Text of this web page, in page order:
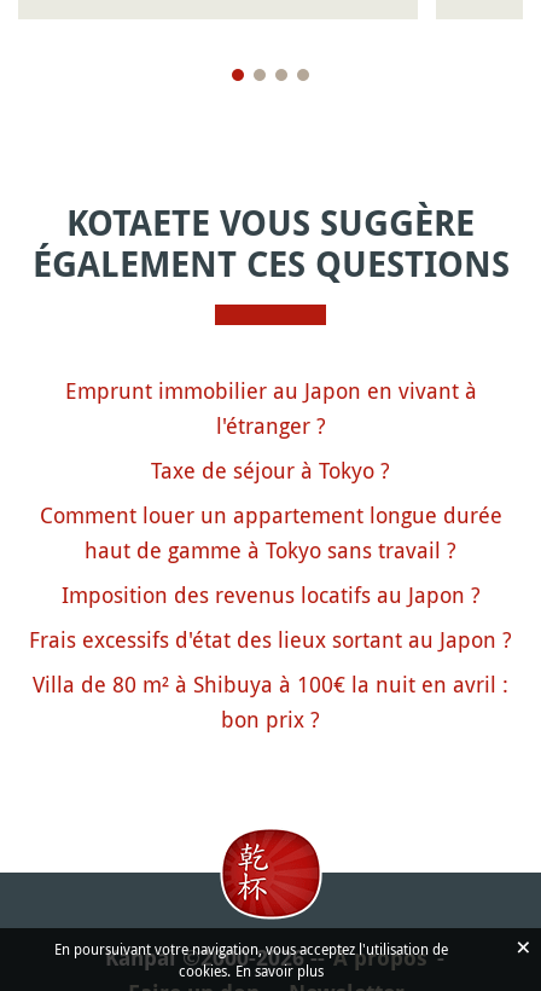
KOTAETE VOUS SUGGÈRE
ÉGALEMENT CES QUESTIONS
Emprunt immobilier au Japon en vivant à
l'étranger ?
Taxe de séjour à Tokyo ?
Comment louer un appartement longue durée
haut de gamme à Tokyo sans travail ?
Imposition des revenus locatifs au Japon ?
Frais excessifs d'état des lieux sortant au Japon ?
Villa de 80 m² à Shibuya à 100€ la nuit en avril :
bon prix ?
Kanpai ©2000-2026
À propos
En poursuivant votre navigation, vous acceptez l'utilisation de
cookies. En savoir plus
×